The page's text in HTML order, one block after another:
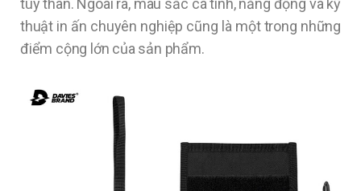
tùy thân. Ngoài ra, màu sắc cá tính, năng động và kỹ
thuật in ấn chuyên nghiệp cũng là một trong những
điểm cộng lớn của sản phẩm.